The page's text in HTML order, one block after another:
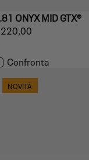
ONYX MID GTX®
Confronta
NOVITÀ